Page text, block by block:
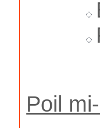
Poil